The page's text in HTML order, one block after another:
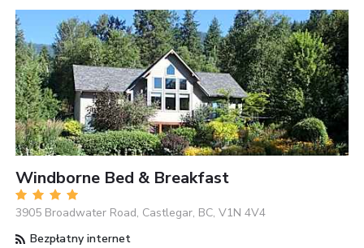
Windborne Bed & Breakfast
3905 Broadwater Road, Castlegar, BC, V1N 4V4
Bezpłatny internet